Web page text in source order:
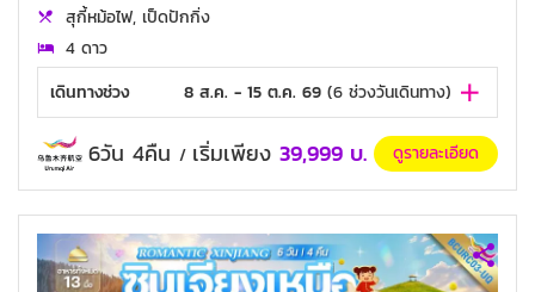
สุกี้หม้อไฟ, เป็ดปักกิ่ง
4 ดาว
เดินทางช่วง
8 ส.ค. - 15 ต.ค. 69 (6 ช่วงวันเดินทาง)
6วัน 4คืน / เริ่มเพียง 39,999 บ. ดูรายละเอียด